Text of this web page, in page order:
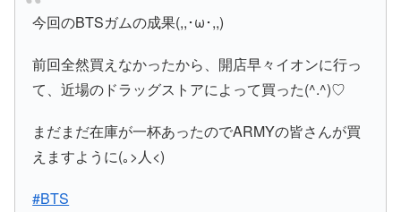
今回のBTSガムの成果(,,･ω･,,)
前回全然買えなかったから、開店早々イオンに行っ
て、近場のドラッグストアによって買った(^.^)♡
まだまだ在庫が一杯あったのでARMYの皆さんが買
えますように(｡>人<)
#BTS